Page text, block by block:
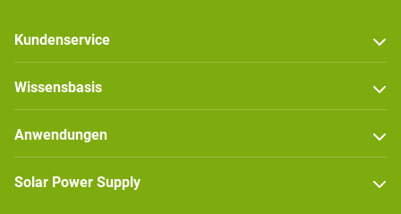
Kundenservice
Wissensbasis
Anwendungen
Solar Power Supply